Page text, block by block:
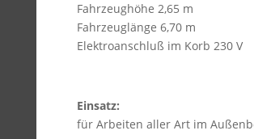
Fahrzeughöhe 2,65 m
Fahrzeuglänge 6,70 m
Elektroanschluß im Korb 230 V
Einsatz:
für Arbeiten aller Art im